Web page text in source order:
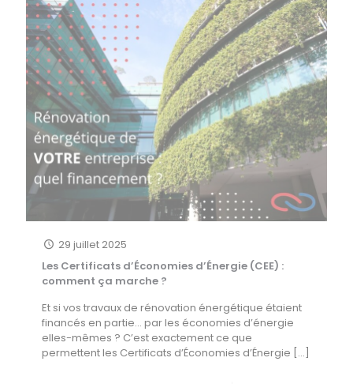
29 juillet 2025
Les Certificats d’Économies d’Énergie (CEE) :
comment ça marche ?
Et si vos travaux de rénovation énergétique étaient
financés en partie… par les économies d’énergie
elles-mêmes ? C’est exactement ce que
permettent les Certificats d’Économies d’Énergie […]